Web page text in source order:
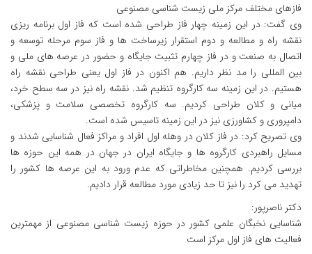
فازهای مختلف مرکز ملی زیست شناسی مصنوعی
وی گفت: در این زمینه چهار فاز طراحی شده است که فاز اول برنامه ریزی
نقشه راه و مطالعه و دوم استقرار زیرساخت ها و فاز سوم مرحله توسعه و
اتصال به صنعت و در فاز چهارم تثبیت جایگاه و حضور در عرصه های ملی و
بین المللی را مد نظر داریم. هم اکنون در فاز اول یعنی طراحی نقشه راه
هستیم. در این زمینه سه کارگروه تنظیم شد. نقشه راه نیز در سه سطح خرد،
میانی و کلان طراحی کردیم. سه کارگروه تخصصی سلامت و پزشکی،
دامپروری و کشاورزی نیز در این زمینه تاسیس شده است.
وی تصریح کرد: در فاز کلان در وهله اول افراد و مراکز فعال شناسایی شدند و
مسایل راهبردی کارگروه ها و جایگاه ایران در جهان در همه این حوزه ها
بررسی کردیم. همچنین مخاطراتی که عدم ورود به این عرصه ها کشور را
تهدید می کرد را نیز تا حد زیادی مورد مطالعه قرار دادیم.
دکتر ناصرپور:
شناسایی نخبگان علمی کشور در حوزه زیست شناسی مصنوعی از مهمترین
فعالیت های فاز اول مرکز است